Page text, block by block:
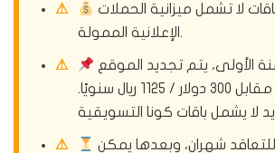
جميع أسعار الباقات لا تشمل ميزانية الحملات
الإعلانية الممولة.
الإلكتروني مقابل 300 دولار / 1125 ريال سنويًا.
أقل مدة للتعاقد شهران، وبعدها يمكن